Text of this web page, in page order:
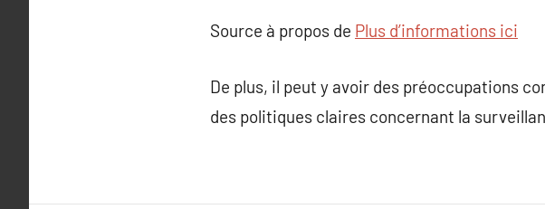
Source à propos de Plus d’informations ici
De plus, il peut y avoir des préoccupations
des politiques claires concernant la